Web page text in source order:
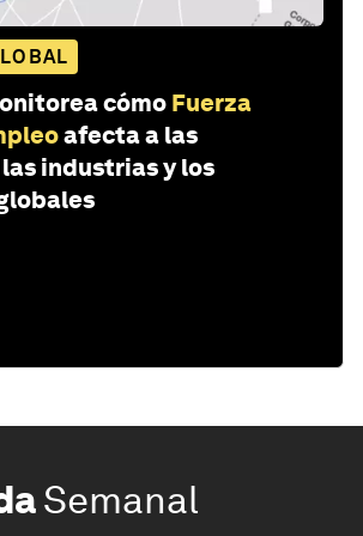
cómo Fuerza
afecta a las
industrias y los
Semanal